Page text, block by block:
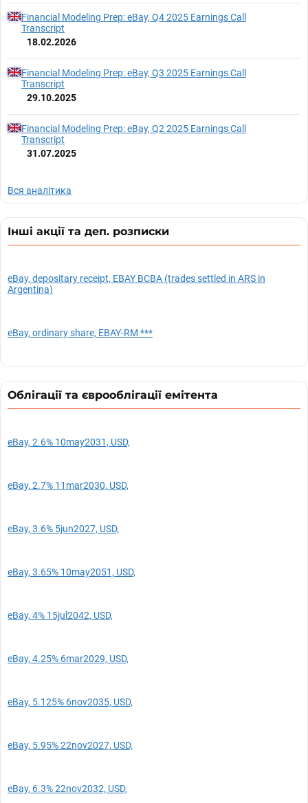
Financial Modeling Prep: eBay, Q4 2025 Earnings Call
Transcript
18.02.2026
Financial Modeling Prep: eBay, Q3 2025 Earnings Call
Transcript
29.10.2025
Financial Modeling Prep: eBay, Q2 2025 Earnings Call
Transcript
31.07.2025
Вся аналітика
Інші акції та деп. розписки
eBay, depositary receipt, EBAY BCBA (trades settled in ARS in
Argentina)
eBay, ordinary share, EBAY-RM ***
Облігації та єврооблігації емітента
eBay, 2.6% 10may2031, USD,
eBay, 2.7% 11mar2030, USD,
eBay, 3.6% 5jun2027, USD,
eBay, 3.65% 10may2051, USD,
eBay, 4% 15jul2042, USD,
eBay, 4.25% 6mar2029, USD,
eBay, 5.125% 6nov2035, USD,
eBay, 5.95% 22nov2027, USD,
eBay, 6.3% 22nov2032, USD,